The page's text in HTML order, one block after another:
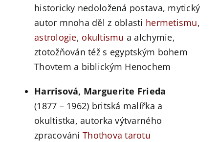
historicky nedoložená postava, mytický
autor mnoha děl z oblasti hermetismu,
astrologie, okultismu a alchymie,
ztotožňován též s egyptským bohem
Thovtem a biblickým Henochem
Harrisová, Marguerite Frieda
(1877 – 1962) britská malířka a
okultistka, autorka výtvarného
zpracování Thothova tarotu